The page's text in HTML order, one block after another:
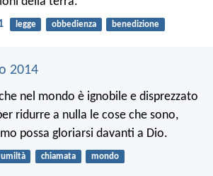
legge obbedienza benedizione
2014
nel mondo è ignobile e disprezzato
ridurre a nulla le cose che sono,
possa gloriarsi davanti a Dio.
umiltà chiamata mondo